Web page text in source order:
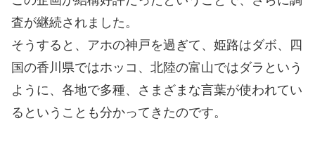
査が継続されました。
そうすると、アホの神戸を過ぎて、姫路はダボ、四
国の香川県ではホッコ、北陸の富山ではダラという
ように、各地で多種、さまざまな言葉が使われてい
るということも分かってきたのです。